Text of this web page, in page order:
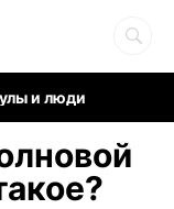
и люди